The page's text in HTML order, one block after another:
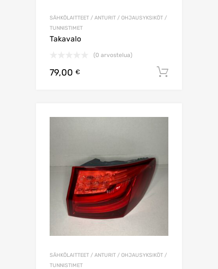
SÄHKÖLAITTEET / ANTURIT / OHJAUSYKSIKÖT /
TUNNISTIMET
Takavalo
(0 arvostelua)
79,00 €
SÄHKÖLAITTEET / ANTURIT / OHJAUSYKSIKÖT /
TUNNISTIMET